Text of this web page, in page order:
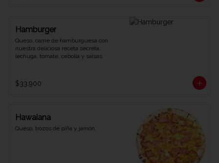
Hamburger
Queso, carne de hamburguesa con
nuestra deliciosa receta secreta,
lechuga, tomate, cebolla y salsas.
$33.900
Hawaiana
Queso, trozos de piña y jamón.